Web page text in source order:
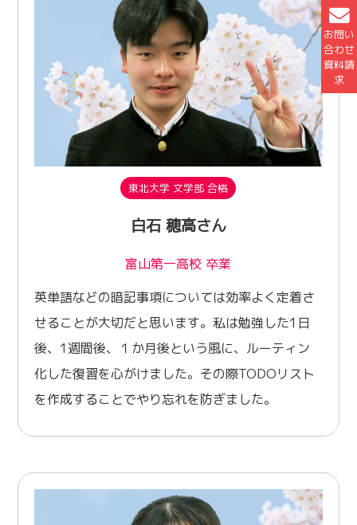
お問い
合わせ
資料請
求
東北大学 文学部 合格
白石 穂高さん
富山第一高校 卒業
英単語などの暗記事項については効率よく定着さ
せることが大切だと思います。私は勉強した1日
後、1週間後、１か月後という風に、ルーティン
化した復習を心がけました。その際TODOリスト
を作成することでやり忘れを防ぎました。